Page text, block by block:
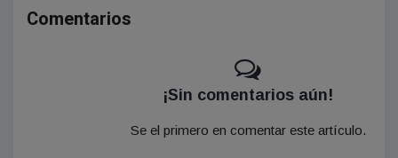
Comentarios
¡Sin comentarios aún!
Se el primero en comentar este artículo.